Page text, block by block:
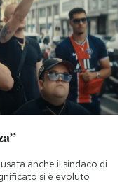
anche il sindaco di
si è evoluto